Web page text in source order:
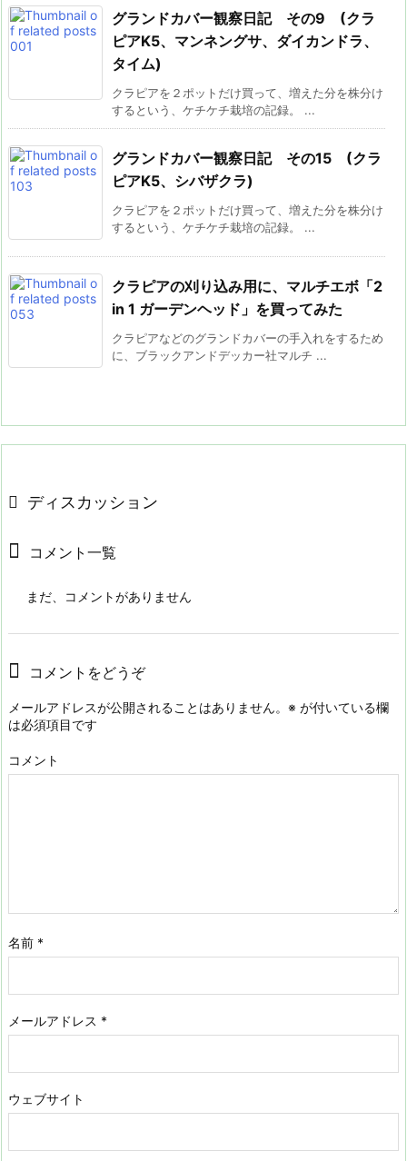
グランドカバー観察日記 その9 (クラ
ピアK5、マンネングサ、ダイカンドラ、
タイム)
クラピアを２ポットだけ買って、増えた分を株分け
するという、ケチケチ栽培の記録。 ...
グランドカバー観察日記 その15 (クラ
ピアK5、シバザクラ)
クラピアを２ポットだけ買って、増えた分を株分け
するという、ケチケチ栽培の記録。 ...
クラピアの刈り込み用に、マルチエボ「2
in 1 ガーデンヘッド」を買ってみた
クラピアなどのグランドカバーの手入れをするため
に、ブラックアンドデッカー社マルチ ...
ディスカッション
コメント一覧
まだ、コメントがありません
コメントをどうぞ
メールアドレスが公開されることはありません。 ※ が付いている欄
は必須項目です
コメント
名前 *
メールアドレス *
ウェブサイト